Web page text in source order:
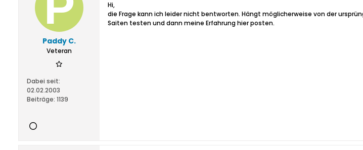
Paddy C.
Veteran
Dabei seit:
02.02.2003
Beiträge: 1139
Hi,
die Frage kann ich leider nicht bentworten. Hängt möglicherweise von der
Saiten testen und dann meine Erfahrung hier posten.